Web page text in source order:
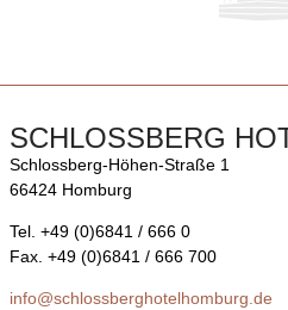
SCHLOSSBERG
Schlossberg-Höhen-Straße 1
66424 Homburg
Tel. +49 (0)6841 / 666 0
Fax. +49 (0)6841 / 666 700
info@schlossberghotelhomburg.de